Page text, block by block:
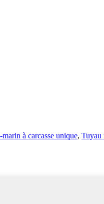
à carcasse unique, Tuyau